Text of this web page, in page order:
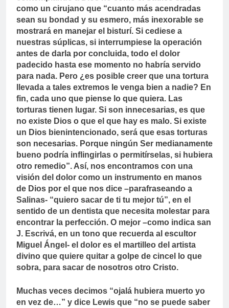
como un cirujano que “cuanto más acendradas
sean su bondad y su esmero, más inexorable se
mostrará en manejar el bisturí. Si cediese a
nuestras súplicas, si interrumpiese la operación
antes de darla por concluida, todo el dolor
padecido hasta ese momento no habría servido
para nada. Pero ¿es posible creer que una tortura
llevada a tales extremos le venga bien a nadie? En
fin, cada uno que piense lo que quiera. Las
torturas tienen lugar. Si son innecesarias, es que
no existe Dios o que el que hay es malo. Si existe
un Dios bienintencionado, será que esas torturas
son necesarias. Porque ningún Ser medianamente
bueno podría inflingirlas o permitírselas, si hubiera
otro remedio”. Así, nos encontramos con una
visión del dolor como un instrumento en manos
de Dios por el que nos dice –parafraseando a
Salinas- “quiero sacar de ti tu mejor tú”, en el
sentido de un dentista que necesita molestar para
encontrar la perfección. O mejor –como indica san
J. Escrivá, en un tono que recuerda al escultor
Miguel Ángel- el dolor es el martilleo del artista
divino que quiere quitar a golpe de cincel lo que
sobra, para sacar de nosotros otro Cristo.
Muchas veces decimos “ojalá hubiera muerto yo
en vez de…” y dice Lewis que “no se puede saber